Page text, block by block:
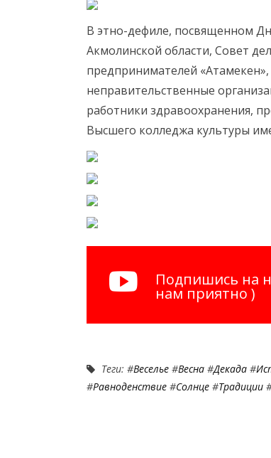
В этно-дефиле, посвященном
Акмолинской области, Совет
предпринимателей
неправительственные
работники здравоохранения,
Высшего колледжа культуры
Подпишись на
нам приятно )
Теги: #Веселье #Весна #Декада #
#Равноденствие #Солнце #Традиции